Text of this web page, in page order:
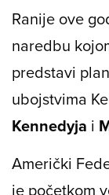
Ranije ove
naredbu
predstavi
ubojstvima
Kennedyja i
Američki
je početkom